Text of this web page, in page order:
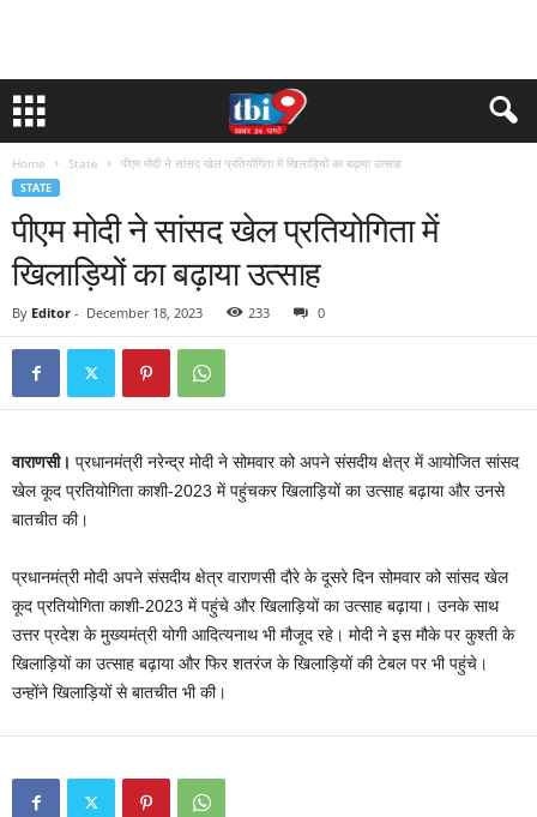
Home State पीएम मोदी ने सांसद खेल प्रतियोगिता में खिलाड़ियों का बढ़ाया उत्साह
STATE
पीएम मोदी ने सांसद खेल प्रतियोगिता में
खिलाड़ियों का बढ़ाया उत्साह
By Editor - December 18, 2023 233 0
वाराणसी। प्रधानमंत्री नरेन्‍द्र मोदी ने सोमवार को अपने संसदीय क्षेत्र में आयोजित सांसद
खेल कूद प्रतियोगिता काशी-2023 में पहुंचकर खिलाड़ियों का उत्साह बढ़ाया और उनसे
बातचीत की।
प्रधानमंत्री मोदी अपने संसदीय क्षेत्र वाराणसी दौरे के दूसरे दिन सोमवार को सांसद खेल
कूद प्रतियोगिता काशी-2023 में पहुंचे और खिलाड़ियों का उत्साह बढ़ाया। उनके साथ
उत्तर प्रदेश के मुख्‍यमंत्री योगी आदित्‍यनाथ भी मौजूद रहे। मोदी ने इस मौके पर कुश्ती के
खिलाड़ियों का उत्साह बढ़ाया और फिर शतरंज के खिलाड़ियों की टेबल पर भी पहुंचे।
उन्होंने खिलाड़ियों से बातचीत भी की।